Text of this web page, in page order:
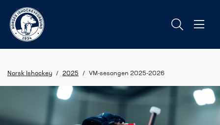
Norsk Ishockey / 2025 / VM-sesongen 2025-2026